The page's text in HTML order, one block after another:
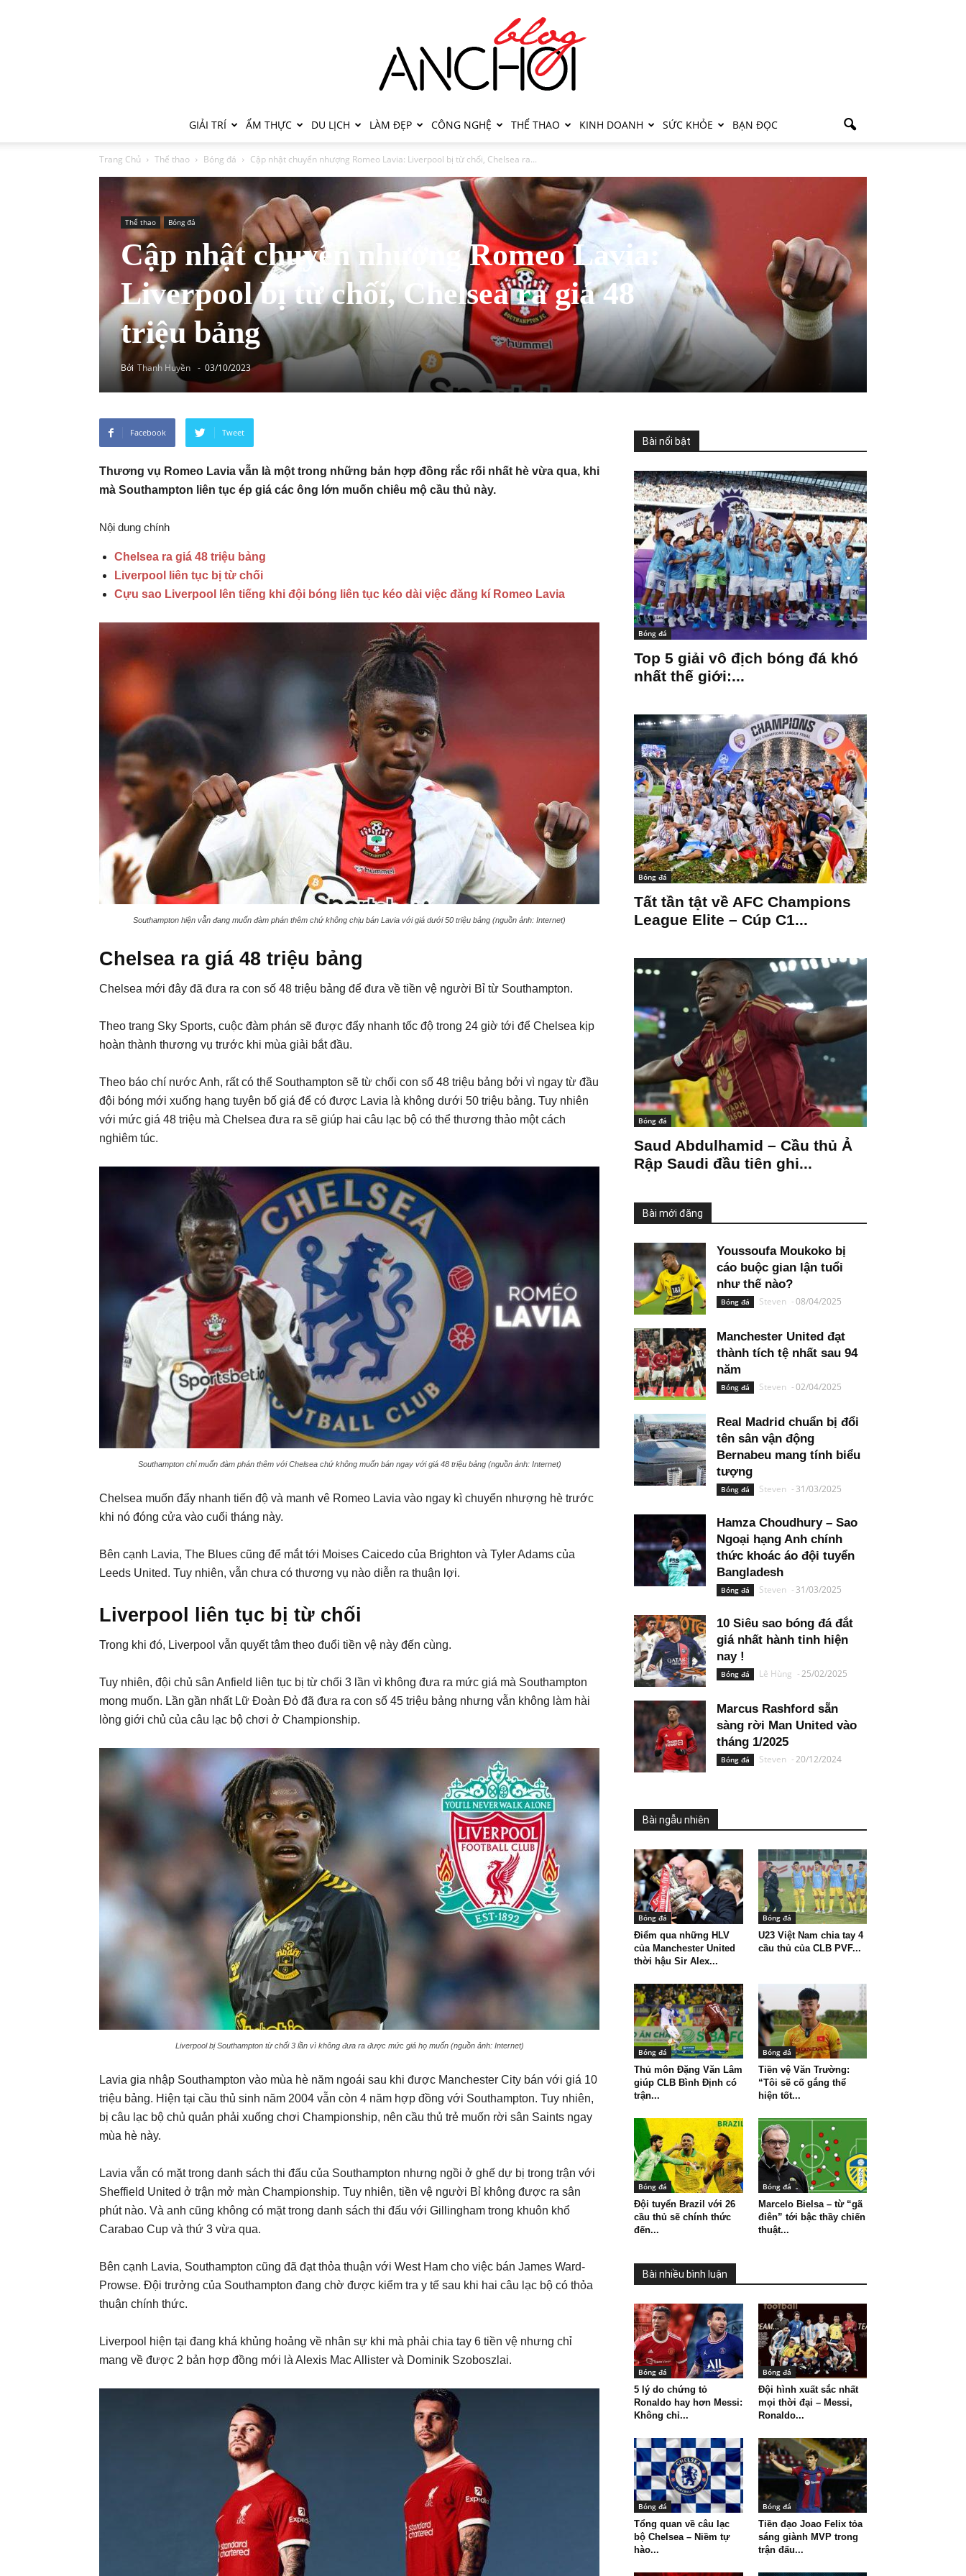
GIẢI TRÍ ẨM THỰC DU LỊCH LÀM ĐẸP CÔNG NGHỆ THỂ THAO KINH DOANH SỨC KHỎE BẠN ĐỌC
Trang Chủ Thể thao Bóng đá Cập nhật chuyển nhượng Romeo Lavia: Liverpool bị từ chối, Chelsea ra...
Thể thao Bóng đá
Cập nhật chuyển nhượng Romeo Lavia:
Liverpool bị từ chối, Chelsea ra giá 48
triệu bảng
Bởi Thanh Huyền - 03/10/2023
Facebook Tweet
Thương vụ Romeo Lavia vẫn là một trong những bản hợp đồng rắc rối nhất hè vừa qua, khi
mà Southampton liên tục ép giá các ông lớn muốn chiêu mộ cầu thủ này.
Nội dung chính
Chelsea ra giá 48 triệu bảng
Liverpool liên tục bị từ chối
Cựu sao Liverpool lên tiếng khi đội bóng liên tục kéo dài việc đăng kí Romeo Lavia
Southampton hiện vẫn đang muốn đàm phán thêm chứ không chịu bán Lavia với giá dưới 50 triệu bảng (nguồn ảnh: Internet)
Chelsea ra giá 48 triệu bảng
Chelsea mới đây đã đưa ra con số 48 triệu bảng để đưa về tiền vệ người Bỉ từ Southampton.
Theo trang Sky Sports, cuộc đàm phán sẽ được đẩy nhanh tốc độ trong 24 giờ tới để Chelsea kịp
hoàn thành thương vụ trước khi mùa giải bắt đầu.
Theo báo chí nước Anh, rất có thể Southampton sẽ từ chối con số 48 triệu bảng bởi vì ngay từ đầu
đội bóng mới xuống hạng tuyên bố giá để có được Lavia là không dưới 50 triệu bảng. Tuy nhiên
với mức giá 48 triệu mà Chelsea đưa ra sẽ giúp hai câu lạc bộ có thể thương thảo một cách
nghiêm túc.
Southampton chỉ muốn đàm phán thêm với Chelsea chứ không muốn bán ngay với giá 48 triệu bảng (nguồn ảnh: Internet)
Chelsea muốn đẩy nhanh tiến độ và manh vê Romeo Lavia vào ngay kì chuyển nhượng hè trước
khi nó đóng cửa vào cuối tháng này.
Bên cạnh Lavia, The Blues cũng để mắt tới Moises Caicedo của Brighton và Tyler Adams của
Leeds United. Tuy nhiên, vẫn chưa có thương vụ nào diễn ra thuận lợi.
Liverpool liên tục bị từ chối
Trong khi đó, Liverpool vẫn quyết tâm theo đuổi tiền vệ này đến cùng.
Tuy nhiên, đội chủ sân Anfield liên tục bị từ chối 3 lần vì không đưa ra mức giá mà Southampton
mong muốn. Lần gần nhất Lữ Đoàn Đỏ đã đưa ra con số 45 triệu bảng nhưng vẫn không làm hài
lòng giới chủ của câu lạc bộ chơi ở Championship.
Liverpool bị Southampton từ chối 3 lần vì không đưa ra được mức giá họ muốn (nguồn ảnh: Internet)
Lavia gia nhập Southampton vào mùa hè năm ngoái sau khi được Manchester City bán với giá 10
triệu bảng. Hiện tại cầu thủ sinh năm 2004 vẫn còn 4 năm hợp đồng với Southampton. Tuy nhiên,
bị câu lạc bộ chủ quản phải xuống chơi Championship, nên cầu thủ trẻ muốn rời sân Saints ngay
mùa hè này.
Lavia vẫn có mặt trong danh sách thi đấu của Southampton nhưng ngồi ở ghế dự bị trong trận với
Sheffield United ở trận mở màn Championship. Tuy nhiên, tiền vệ người Bỉ không được ra sân
phút nào. Và anh cũng không có mặt trong danh sách thi đấu với Gillingham trong khuôn khổ
Carabao Cup và thứ 3 vừa qua.
Bên cạnh Lavia, Southampton cũng đã đạt thỏa thuận với West Ham cho việc bán James Ward-
Prowse. Đội trưởng của Southampton đang chờ được kiểm tra y tế sau khi hai câu lạc bộ có thỏa
thuận chính thức.
Liverpool hiện tại đang khá khủng hoảng về nhân sự khi mà phải chia tay 6 tiền vệ nhưng chỉ
mang về được 2 bản hợp đồng mới là Alexis Mac Allister và Dominik Szoboszlai.
Bài nổi bật
Bóng đá
Top 5 giải vô địch bóng đá khó
nhất thế giới:...
Bóng đá
Tất tần tật về AFC Champions
League Elite – Cúp C1...
Bóng đá
Saud Abdulhamid – Cầu thủ Ả
Rập Saudi đầu tiên ghi...
Bài mới đăng
Youssoufa Moukoko bị
cáo buộc gian lận tuổi
như thế nào?
Bóng đá Steven -08/04/2025
Manchester United đạt
thành tích tệ nhất sau 94
năm
Bóng đá Steven -02/04/2025
Real Madrid chuẩn bị đổi
tên sân vận động
Bernabeu mang tính biểu
tượng
Bóng đá Steven - 31/03/2025
Hamza Choudhury – Sao
Ngoại hạng Anh chính
thức khoác áo đội tuyển
Bangladesh
Bóng đá Steven - 31/03/2025
10 Siêu sao bóng đá đắt
giá nhất hành tinh hiện
nay !
Bóng đá Lê Hùng -25/02/2025
Marcus Rashford sẵn
sàng rời Man United vào
tháng 1/2025
Bóng đá Steven -20/12/2024
Bài ngẫu nhiên
Bóng đá
Điểm qua những HLV
của Manchester United
thời hậu Sir Alex...
Bóng đá
U23 Việt Nam chia tay 4
cầu thủ của CLB PVF...
Bóng đá
Thủ môn Đặng Văn Lâm
giúp CLB Bình Định có
trận...
Bóng đá
Tiền vệ Văn Trường:
“Tôi sẽ cố gắng thể
hiện tốt...
Bóng đá
Đội tuyển Brazil với 26
cầu thủ sẽ chính thức
đến...
Bóng đá
Marcelo Bielsa – từ “gã
điên” tới bậc thầy chiến
thuật...
Bài nhiều bình luận
Bóng đá
5 lý do chứng tỏ
Ronaldo hay hơn Messi:
Không chỉ...
Bóng đá
Đội hình xuất sắc nhất
mọi thời đại – Messi,
Ronaldo...
Bóng đá
Tổng quan về câu lạc
bộ Chelsea – Niềm tự
hào...
Bóng đá
Tiền đạo Joao Felix tỏa
sáng giành MVP trong
trận đấu...